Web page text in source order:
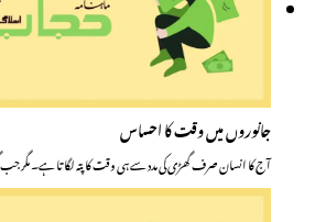
جانوروں میں وقت کا احساس
آج کا انسان صرف گھڑی کی مدد سے ہی وقت کا پتہ لگاتا ہے۔ مگر